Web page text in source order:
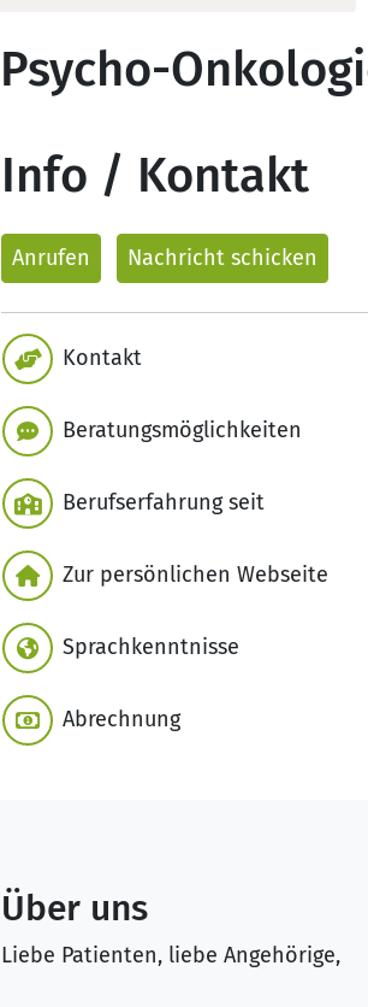
Psycho-
Info / Kontakt
Anrufen Nachricht schicken
Kontakt
Beratungsmöglichkeiten
Berufserfahrung seit
Zur persönlichen Webseite
Sprachkenntnisse
Abrechnung
Über uns
Liebe Patienten, liebe Angehörige,